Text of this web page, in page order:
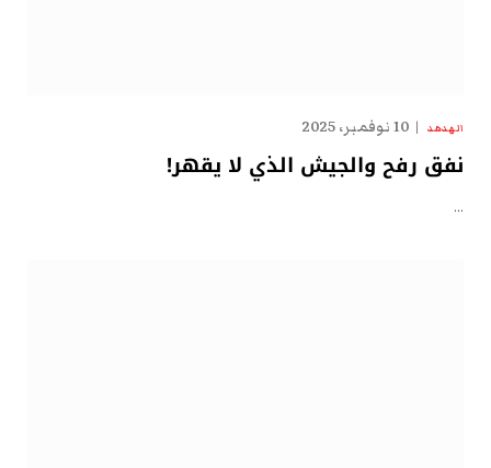
الهدهد 10 نوفمبر، 2025
نفق رفح والجيش الذي لا يقهر!
…